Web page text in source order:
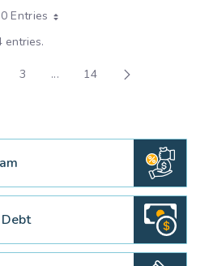
Entries
entries.
Page
3 ...Intermediate Pages Use
Page
14